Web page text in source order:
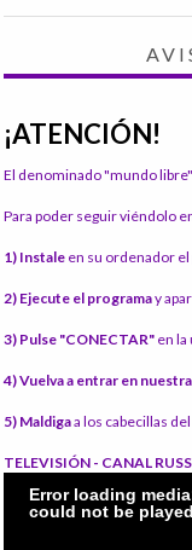
¡ATENCIÓN!
El denominado "mundo
Para poder seguir viéndolo
1) Instale en su ordenador
2) Ejecute el programay
3) Pulse "CONECTAR" en la
4) Vuelva a entrar en
5) Maldigaa los cabecillas
TELEVISIÓN - CANAL